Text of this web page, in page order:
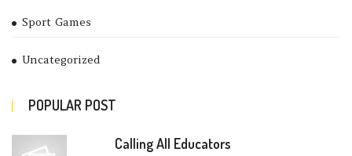
Sport Games
Uncategorized
POPULAR POST
Calling All Educators